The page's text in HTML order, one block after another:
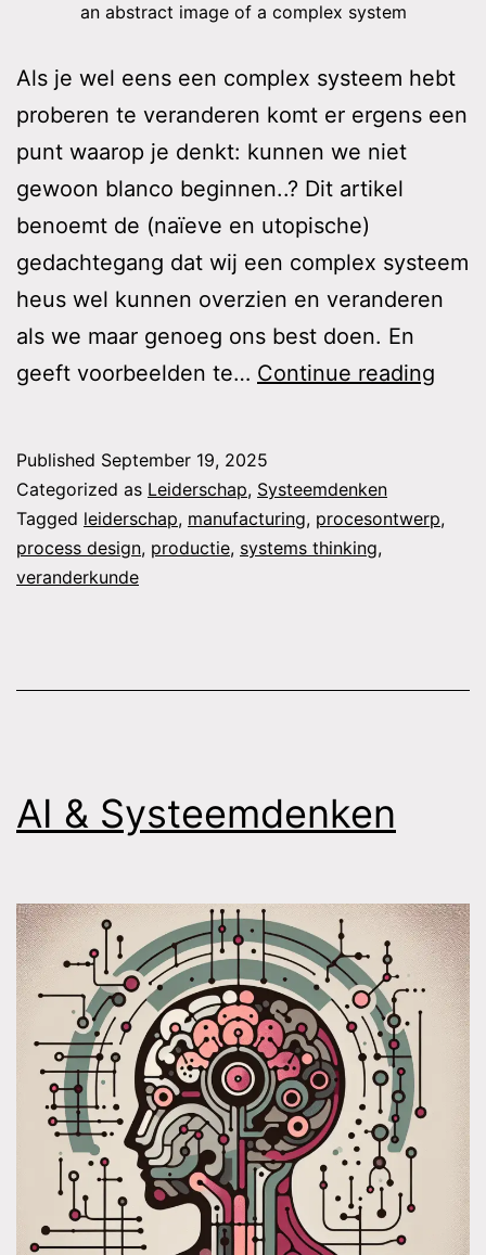
an abstract image of a complex system
Als je wel eens een complex systeem hebt
proberen te veranderen komt er ergens een
punt waarop je denkt: kunnen we niet
gewoon blanco beginnen..? Dit artikel
benoemt de (naïeve en utopische)
gedachtegang dat wij een complex systeem
heus wel kunnen overzien en veranderen
als we maar genoeg ons best doen. En
geeft voorbeelden te… Continue reading
lef
Published September 19, 2025
Categorized as Leiderschap, Systeemdenken
Tagged leiderschap, manufacturing, procesontwerp,
process design, productie, systems thinking,
veranderkunde
AI & Systeemdenken